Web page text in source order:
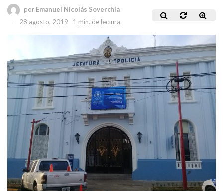
por Emanuel Nicolás Soverchia
28 agosto, 2019
1 min. de lectura